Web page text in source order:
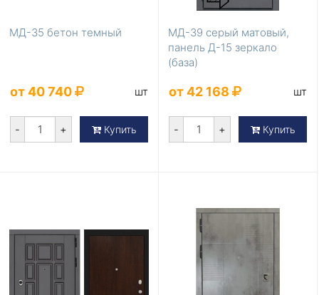
МД-35 бетон темный
от 40 740 шт
- + Купить
МД-39 серый матовый,
панель Д-15 зеркало
(база)
от 42 168 шт
- + Купить